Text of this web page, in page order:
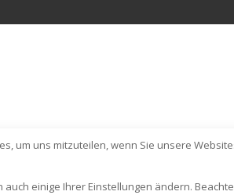
um uns mitzuteilen, wenn Sie unsere
einige Ihrer Einstellungen ändern.